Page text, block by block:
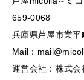
659-0068
兵庫県芦屋市業
Mail：
運営会社：株式会